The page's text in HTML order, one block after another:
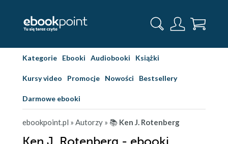
Kategorie Ebooki Audiobooki Książki
Kursy video Promocje Nowości Bestsellery
Darmowe ebooki
ebookpoint.pl » Autorzy » 📚 Ken J. Rotenberg